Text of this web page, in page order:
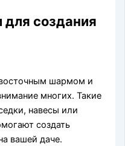
для создания
восточным шармом и
многих. Такие
навесы или
создать
вашей даче.